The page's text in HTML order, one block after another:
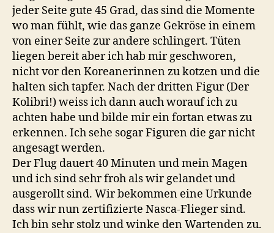
jeder Seite gute 45 Grad, das sind die Momente
wo man fühlt, wie das ganze Gekröse in einem
von einer Seite zur andere schlingert. Tüten
liegen bereit aber ich hab mir geschworen,
nicht vor den Koreanerinnen zu kotzen und die
halten sich tapfer. Nach der dritten Figur (Der
Kolibri!) weiss ich dann auch worauf ich zu
achten habe und bilde mir ein fortan etwas zu
erkennen. Ich sehe sogar Figuren die gar nicht
angesagt werden.
Der Flug dauert 40 Minuten und mein Magen
und ich sind sehr froh als wir gelandet und
ausgerollt sind. Wir bekommen eine Urkunde
dass wir nun zertifizierte Nasca-Flieger sind.
Ich bin sehr stolz und winke den Wartenden zu.